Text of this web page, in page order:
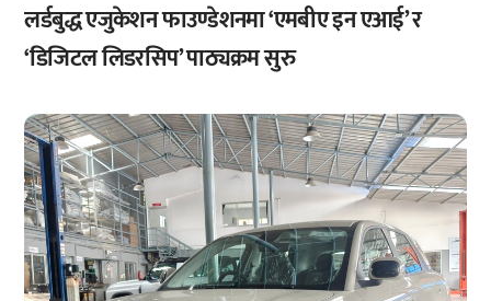
लर्डबुद्ध एजुकेशन फाउण्डेशनमा ‘एमबीए इन एआई’ र
‘डिजिटल लिडरसिप’ पाठ्यक्रम सुरु